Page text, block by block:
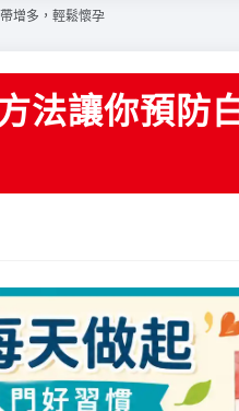
增多，輕鬆懷孕
法讓你預防